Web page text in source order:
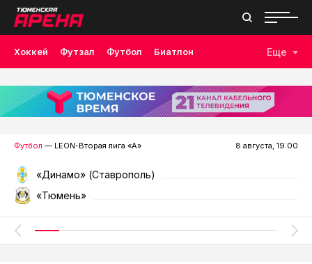
Хоккей Футзал Футбол Биатлон
Лыжные гонки Волейбол Плавание Дзюдо
Скалолазание Велоспорт Бокс
Еще
Футбол — LEON-Вторая лига «А» 8 августа, 19:00
«Динамо» (Ставрополь)
«Тюмень»